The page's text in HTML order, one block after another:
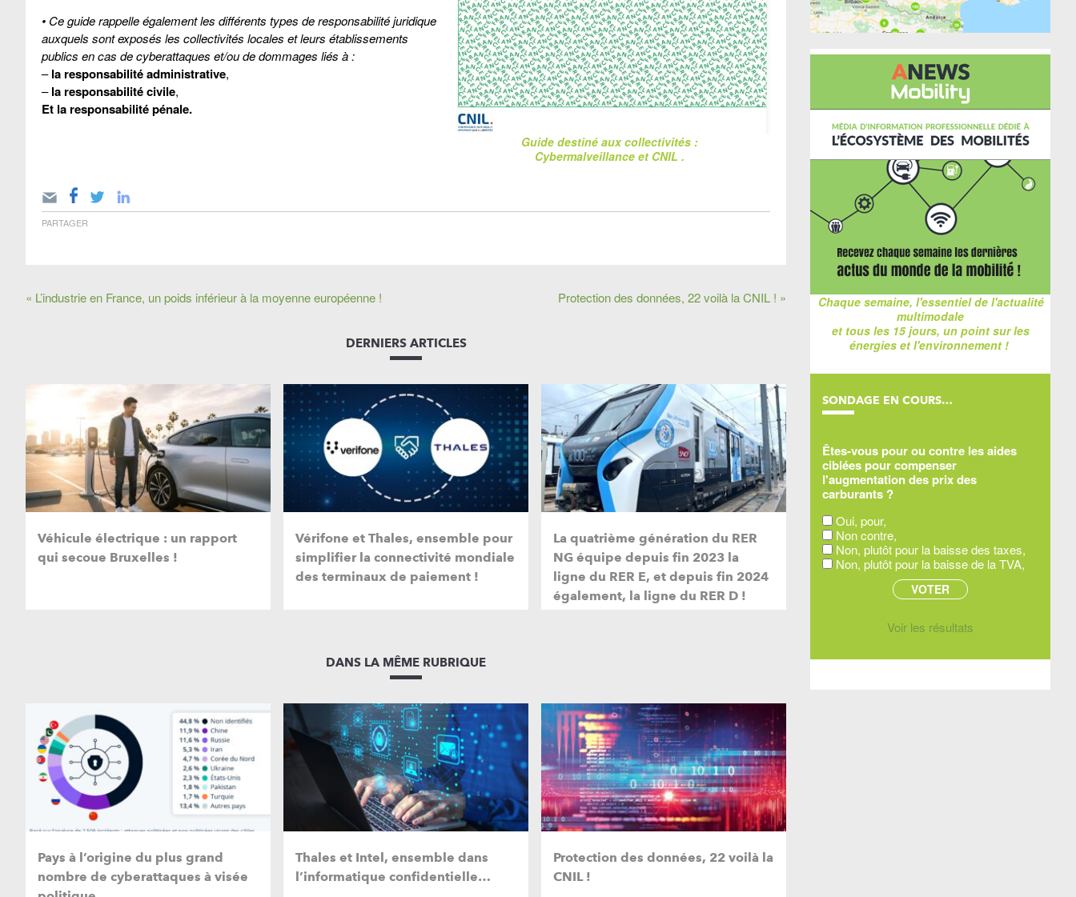
Guide destiné aux collectivités :
Cybermalveillance et CNIL .
• Ce guide rappelle également les différents types de responsabilité juridique
auxquels sont exposés les collectivités locales et leurs établissements
publics en cas de cyberattaques et/ou de dommages liés à :
–la responsabilité administrative,
–la responsabilité civile,
Et la responsabilité pénale.
PARTAGER
« L’industrie en France, un poids inférieur à la moyenne européenne ! Protection des données, 22 voilà la CNIL ! »
DERNIERS ARTICLES
Véhicule électrique : un rapport
qui secoue Bruxelles !
Vérifone et Thales, ensemble pour
simplifier la connectivité mondiale
des terminaux de paiement !
La quatrième génération du RER
NG équipe depuis fin 2023 la
ligne du RER E, et depuis fin 2024
également, la ligne du RER D !
DANS LA MÊME RUBRIQUE
Pays à l’origine du plus grand
nombre de cyberattaques à visée
Thales et Intel, ensemble dans
l’informatique confidentielle…
Protection des données, 22 voilà la
CNIL !
Chaque semaine, l'essentiel de l'actualité
multimodale
et tous les 15 jours, un point sur les
énergies et l'environnement !
SONDAGE EN COURS…
Êtes-vous pour ou contre les aides
ciblées pour compenser
l'augmentation des prix des
carburants ?
Oui, pour,
Non contre,
Non, plutôt pour la baisse des taxes,
Non, plutôt pour la baisse de la TVA,
Voir les résultats